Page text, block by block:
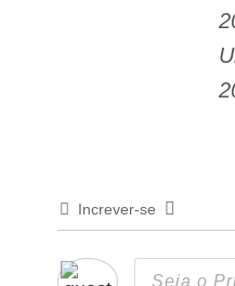
Increver-se